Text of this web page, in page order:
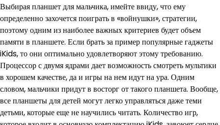
Выбирая планшет для мальчика, имейте ввиду, что ему
определенно захочется поиграть в «войнушки», стратегии,
поэтому одним из наиболее важных критериев будет объем
памяти в планшете. Если брать за пример популярные гаджеты
iKids, то они оптимально удовлетворяют этому требованию.
Процессор с двумя ядрами дает возможность смотреть мультики
в хорошем качестве, да и игры на нем идут на ура. Одним
словом, мальчики придут в восторг от такого планшета. Вообще,
все планшеты для детей могут легко управляться даже теми
детьми, которые еще не научились читать. Количество игр,